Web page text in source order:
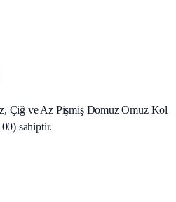
Çiğ ve Az Pişmiş Domuz Omuz Kol
sahiptir.